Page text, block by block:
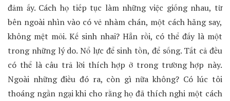
đảm ấy. Cách họ tiếp tục làm những việc giống nhau, từ
bên ngoài nhìn vào có vẻ nhàm chán, một cách hăng say,
không mệt mỏi. Kế sinh nhai? Hẳn rồi, có thể đấy là một
trong những lý do. Nổ lực để sinh tồn, để sống. Tất cả đều
có thể là câu trả lời thích hợp ở trong trường hợp này.
Ngoài những điều đó ra, còn gì nữa không? Có lúc tôi
thoáng ngần ngại khi cho rằng họ đã thích nghi một cách